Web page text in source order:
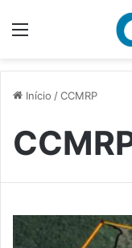
Início /CCMRP